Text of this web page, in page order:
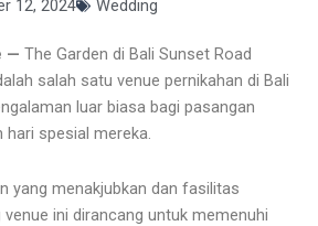
12, 2024 Wedding
—The Garden di Bali Sunset Road
salah satu venue pernikahan di Bali
luar biasa bagi pasangan
hari spesial mereka.
yang menakjubkan dan fasilitas
ini dirancang untuk memenuhi